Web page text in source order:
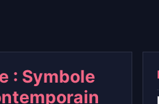
: Symbole